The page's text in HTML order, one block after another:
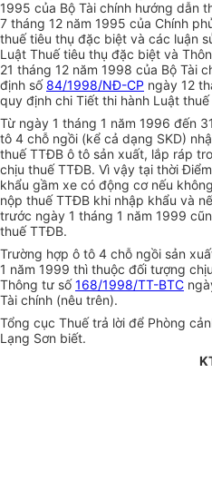
1995 của Bộ Tài chính hướng dẫn
7 tháng 12 năm 1995 của Chính
thuế tiêu thụ đặc biệt và các luận
Luật Thuế tiêu thụ đặc biệt và
21 tháng 12 năm 1998 của Bộ Tài
định số84/1998/NĐ-CP ngày 12
quy định chi Tiết thi hành Luật
Từ ngày 1 tháng 1 năm 1996 đến
tô 4 chỗ ngồi (kể cả dạng SKD)
thuế TTĐB ô tô sản xuất, lắp ráp
chịu thuế TTĐB. Vì vậy tại thời
khẩu gầm xe có động cơ nếu
nộp thuế TTĐB khi nhập khẩu và
trước ngày 1 tháng 1 năm 1999
thuế TTĐB.
Trường hợp ô tô 4 chỗ ngồi sản
1 năm 1999 thì thuộc đối tượng
Thông tư số168/1998/TT-BTC
Tài chính (nêu trên).
Tổng cục Thuế trả lời để Phòng
Lạng Sơn biết.